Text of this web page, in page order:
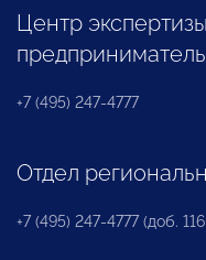
Центр
+7 (495) 247-4777
Отдел
+7 (495) 247-4777 (доб.